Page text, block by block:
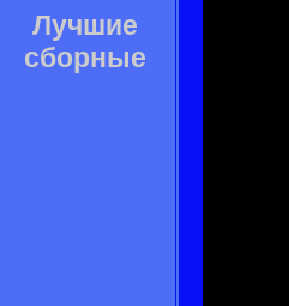
Лучшие
сборные